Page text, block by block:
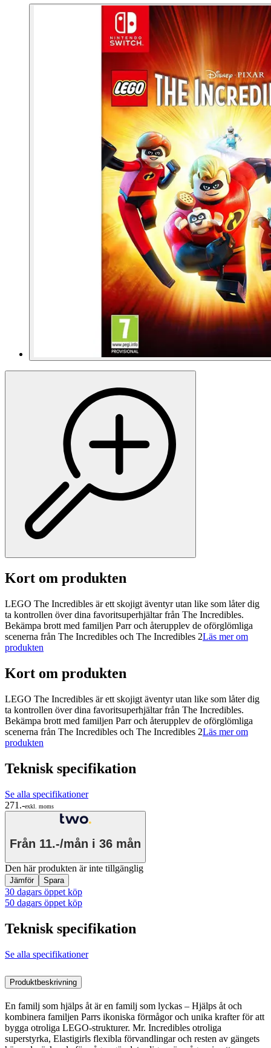
Kort om produkten
LEGO The Incredibles är ett skojigt äventyr utan like som låter dig
ta kontrollen över dina favoritsuperhjältar från The Incredibles.
Bekämpa brott med familjen Parr och återupplev de oförglömliga
scenerna från The Incredibles och The Incredibles 2Läs mer om
produkten
Kort om produkten
LEGO The Incredibles är ett skojigt äventyr utan like som låter dig
ta kontrollen över dina favoritsuperhjältar från The Incredibles.
Bekämpa brott med familjen Parr och återupplev de oförglömliga
scenerna från The Incredibles och The Incredibles 2Läs mer om
produkten
Teknisk specifikation
Se alla specifikationer
271.-exkl. moms
Från 11.-/mån i 36 mån
Den här produkten är inte tillgänglig
Jämför Spara
30 dagars öppet köp
50 dagars öppet köp
Teknisk specifikation
Se alla specifikationer
Produktbeskrivning
En familj som hjälps åt är en familj som lyckas – Hjälps åt och
kombinera familjen Parrs ikoniska förmågor och unika krafter för att
bygga otroliga LEGO-strukturer. Mr. Incredibles otroliga
superstyrka, Elastigirls flexibla förvandlingar och resten av gängets